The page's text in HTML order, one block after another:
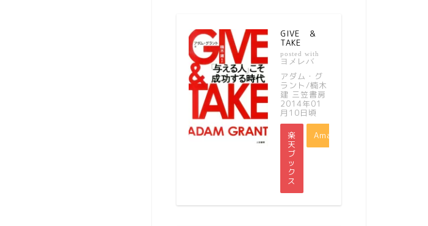
GIVE ＆
TAKE
posted with
ヨメレバ
アダム・グ
ラント/楠木
建 三笠書房
2014年01
月10日頃
楽
天
ブ
ッ
ク
ス
Amazon